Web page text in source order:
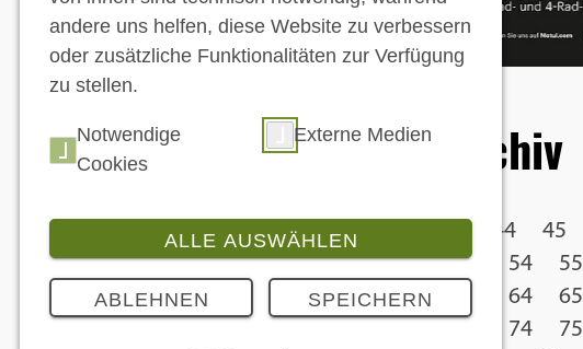
News-Archiv
44 45
51
52 53 54 55
61
62 64 65
74 75
andere uns helfen, diese Website zu verbessern
oder zusätzliche Funktionalitäten zur Verfügung
zu stellen.
Notwendige
Cookies
Externe Medien
ALLE AUSWÄHLEN
ABLEHNEN SPEICHERN